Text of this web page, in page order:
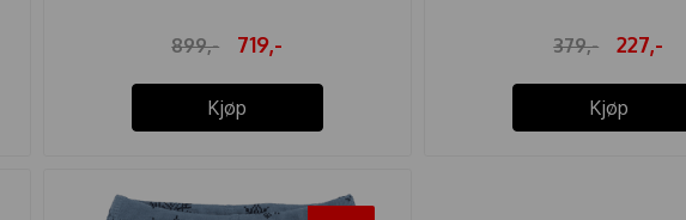
899,- 719,-
Kjøp
379,- 227,-
Kjøp